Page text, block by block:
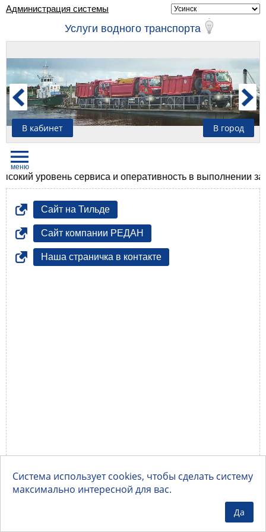
Администрация системы
Услуги водного транспорта
В кабинет В город
уровень сервиса и оперативность в выполнении
Сайт на Тильде
Сайт компании РЕДАН
Наша страничка в контакте
Система использует cookies, чтобы сделать систему
максимально интересной для вас.
Да